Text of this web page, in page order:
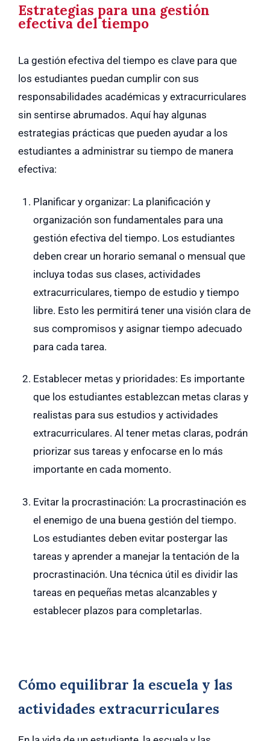
Estrategias para una gestión
efectiva del tiempo
La gestión efectiva del tiempo es clave para que
los estudiantes puedan cumplir con sus
responsabilidades académicas y extracurriculares
sin sentirse abrumados. Aquí hay algunas
estrategias prácticas que pueden ayudar a los
estudiantes a administrar su tiempo de manera
efectiva:
Planificar y organizar: La planificación y
organización son fundamentales para una
gestión efectiva del tiempo. Los estudiantes
deben crear un horario semanal o mensual que
incluya todas sus clases, actividades
extracurriculares, tiempo de estudio y tiempo
libre. Esto les permitirá tener una visión clara de
sus compromisos y asignar tiempo adecuado
para cada tarea.
Establecer metas y prioridades: Es importante
que los estudiantes establezcan metas claras y
realistas para sus estudios y actividades
extracurriculares. Al tener metas claras, podrán
priorizar sus tareas y enfocarse en lo más
importante en cada momento.
Evitar la procrastinación: La procrastinación es
el enemigo de una buena gestión del tiempo.
Los estudiantes deben evitar postergar las
tareas y aprender a manejar la tentación de la
procrastinación. Una técnica útil es dividir las
tareas en pequeñas metas alcanzables y
establecer plazos para completarlas.
Cómo equilibrar la escuela y las
actividades extracurriculares